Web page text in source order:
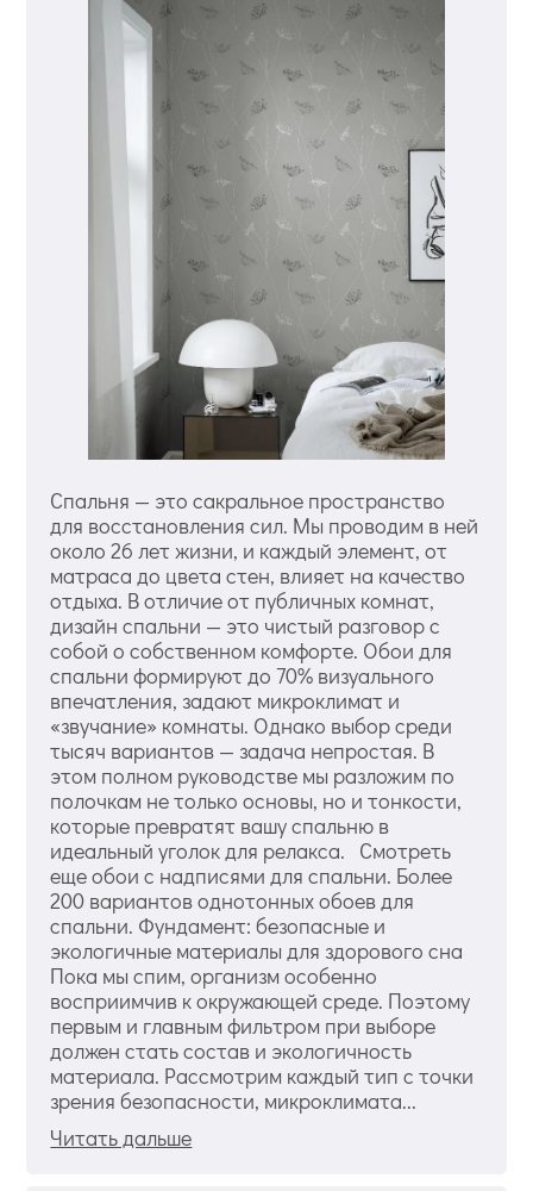
Спальня — это сакральное пространство
для восстановления сил. Мы проводим в ней
около 26 лет жизни, и каждый элемент, от
матраса до цвета стен, влияет на качество
отдыха. В отличие от публичных комнат,
дизайн спальни — это чистый разговор с
собой о собственном комфорте. Обои для
спальни формируют до 70% визуального
впечатления, задают микроклимат и
«звучание» комнаты. Однако выбор среди
тысяч вариантов — задача непростая. В
этом полном руководстве мы разложим по
полочкам не только основы, но и тонкости,
которые превратят вашу спальню в
идеальный уголок для релакса. Смотреть
еще обои с надписями для спальни. Более
200 вариантов однотонных обоев для
спальни. Фундамент: безопасные и
экологичные материалы для здорового сна
Пока мы спим, организм особенно
восприимчив к окружающей среде. Поэтому
первым и главным фильтром при выборе
должен стать состав и экологичность
материала. Рассмотрим каждый тип с точки
зрения безопасности, микроклимата...
Читать дальше